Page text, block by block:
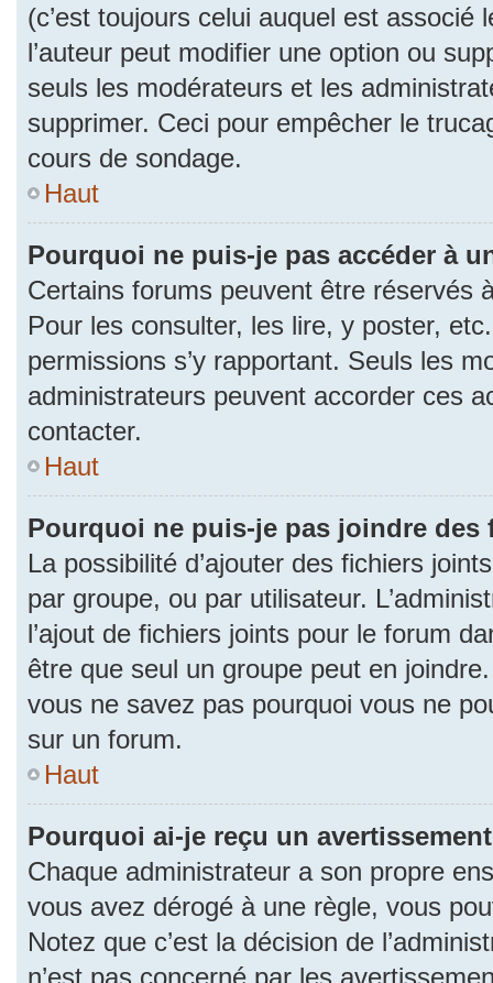
(c’est toujours celui auquel est associé
l’auteur peut modifier une option ou
seuls les modérateurs et les
supprimer. Ceci pour empêcher le
cours de sondage.
Haut
Pourquoi ne puis-je pas accéder à
Certains forums peuvent être réservés
Pour les consulter, les lire, y poster,
permissions s’y rapportant. Seuls les
administrateurs peuvent accorder ces
contacter.
Haut
Pourquoi ne puis-je pas joindre des
La possibilité d’ajouter des fichiers
par groupe, ou par utilisateur.
l’ajout de fichiers joints pour le forum
être que seul un groupe peut en
vous ne savez pas pourquoi vous ne
sur un forum.
Haut
Pourquoi ai-je reçu un
Chaque administrateur a son propre
vous avez dérogé à une règle, vous
Notez que c’est la décision de
n’est pas concerné par les